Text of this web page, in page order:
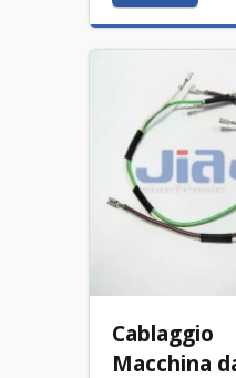
Cablaggio
Macchina